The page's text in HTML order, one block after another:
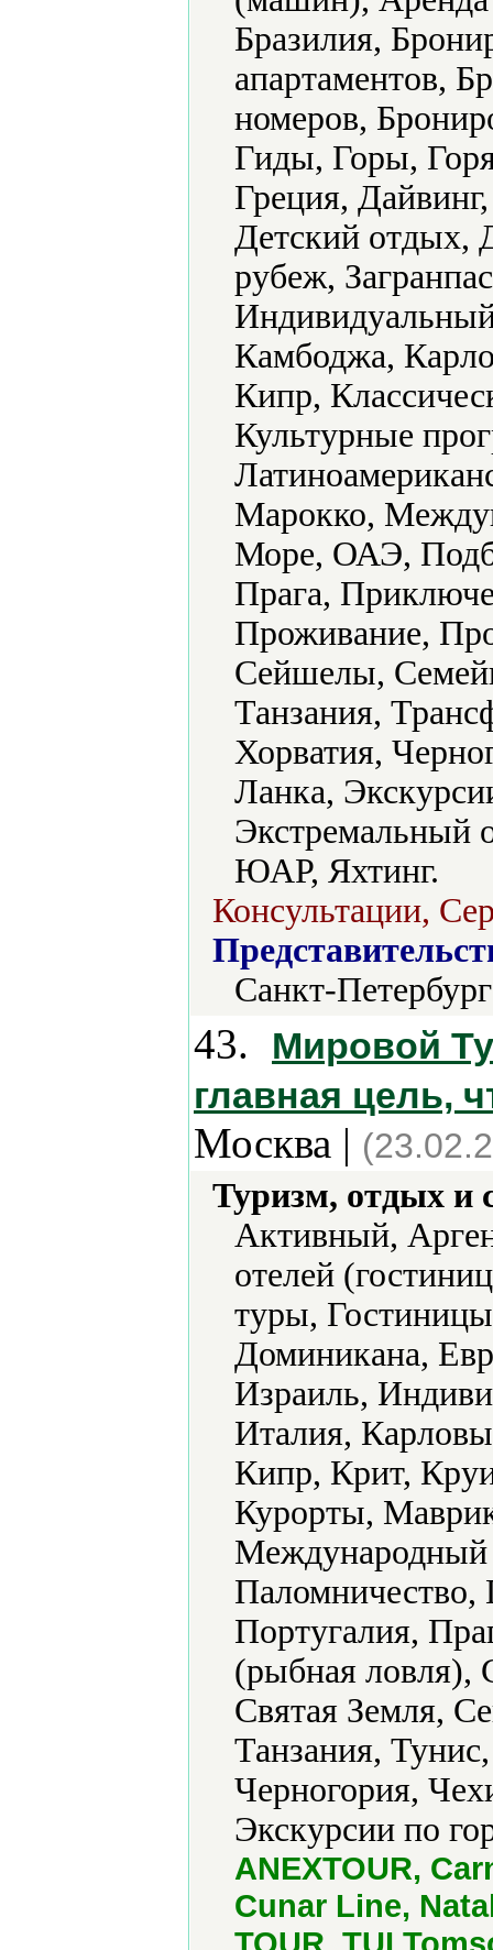
Бразилия,
апартаментов,
номеров,
Гиды, Горы,
Греция,
Детский отдых,
рубеж,
Камбоджа,
Кипр,
Культурные
Марокко,
Море, ОАЭ,
Прага,
Проживание,
Сейшелы,
Танзания,
Хорватия,
Ланка,
Экстремальный
ЮАР, Яхтинг.
Консультации,
Санкт-Петербург
43.
Мировой
главная цель,
Москва |
Туризм, отдых и
Активный,
отелей
туры,
Доминикана,
Израиль,
Италия,
Кипр, Крит,
Курорты,
Паломничество,
Португалия,
(рыбная ловля),
Святая Земля,
Танзания,
Черногория,
Экскурсии по
ANEXTOUR,
Cunar Line,